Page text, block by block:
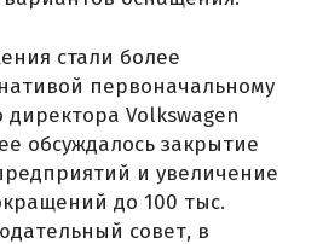
стали более
первоначальному
директора Volkswagen
обсуждалось закрытие
и увеличение
до 100 тыс.
совет, в